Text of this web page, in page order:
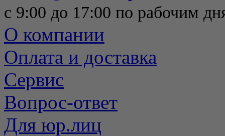
с 9:00 до 17:00 по рабочим
О компании
Оплата и доставка
Сервис
Вопрос-ответ
Для юр.лиц